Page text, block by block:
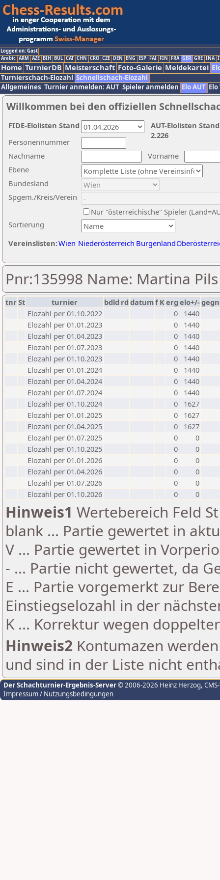
Logged on: Gast
Arabic ARM AZE BIH BUL CAT CHN CRO CZE DEN ENG ESP FAI FIN FRA GER GRE INA
Home TurnierDB Meisterschaft Foto-Galerie Meldekartei
Turnierschach-Elozahl Schnellschach-Elozahl
Allgemeines Turnier anmelden: AUT Spieler anmelden Elo AUT
Willkommen bei den offiziellen
Nachname
Vorname
Ebene
Sortierung
Personennummer
Bundesland
Spgem./Kreis/Verein
Nur "österreichische" Spieler
Vereinslisten:Wien Niederösterreich Burgenland
AUT-Elolisten
2.226
FIDE-Elolisten Stand
Pnr:135998 Name: Martina Pils
tnrSt turnier bdld rd datumf Kerg elo+/-
Elozahl per 01.10.2022
0
1440
Elozahl per 01.01.2023
0
1440
Elozahl per 01.04.2023
0
1440
Elozahl per 01.07.2023
0
1440
Elozahl per 01.10.2023
0
1440
Elozahl per 01.01.2024
0
1440
Elozahl per 01.04.2024
0
1440
Elozahl per 01.07.2024
0
1440
Elozahl per 01.10.2024
0
1627
Elozahl per 01.01.2025
0
1627
Elozahl per 01.04.2025
0
1627
Elozahl per 01.07.2025
0
0
Elozahl per 01.10.2025
0
0
Elozahl per 01.01.2026
0
0
Elozahl per 01.04.2026
0
0
Elozahl per 01.07.2026
0
0
Elozahl per 01.10.2026
0 0
Hinweis1 Wertebereich Feld
blank ... Partie gewertet in
V ... Partie gewertet in
- ... Partie nicht gewertet, da
E ... Partie vorgemerkt zur
Einstiegselozahl in der
K ... Korrektur wegen
Hinweis2 Kontumazen
und sind in der Liste nicht
Der Schachturnier-Ergebnis-Server© 2006-2026 Heinz Herzog,
Impressum / Nutzungsbedingungen